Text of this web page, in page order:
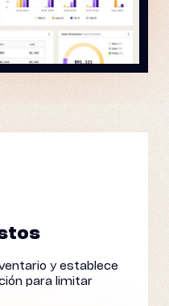
y establece
para limitar